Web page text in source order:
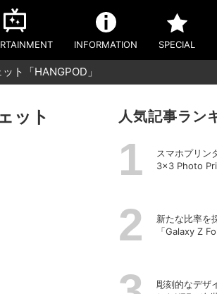
INFORMATION SPECIAL
ト「HANGPOD」
ット
人気記事ラン
スマホプリン
3×3 Photo
新たな比率を
「Galaxy Z
彫刻的なデザ